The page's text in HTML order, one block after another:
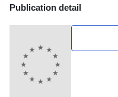
Publication
Brugerklassificering
Publication detail